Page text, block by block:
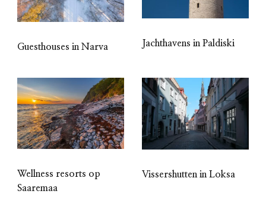
Guesthouses in Narva Jachthavens in Paldiski
Wellness resorts op
Saaremaa
Vissershutten in Loksa